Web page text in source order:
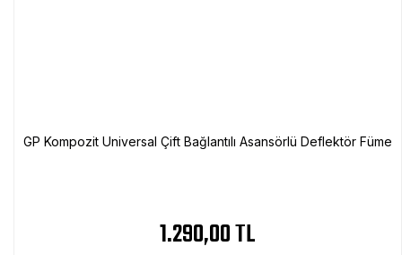
GP Kompozit Universal Çift Bağlantılı Asansörlü Deflektör Füme
1.290,00 TL